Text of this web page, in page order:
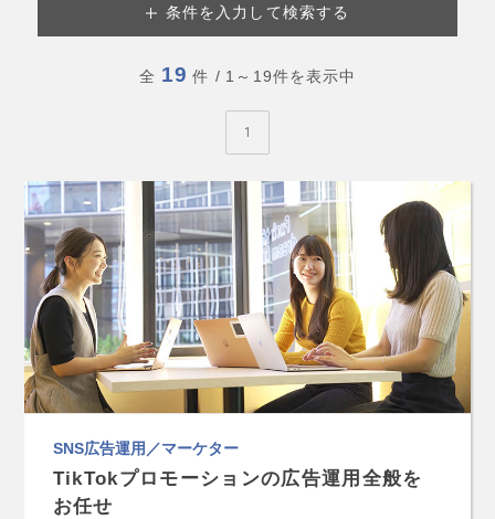
条件を入力して検索する
全 19 件 / 1～19件を表示中
1
SNS広告運用／マーケター
TikTokプロモーションの広告運用全般を
お任せ